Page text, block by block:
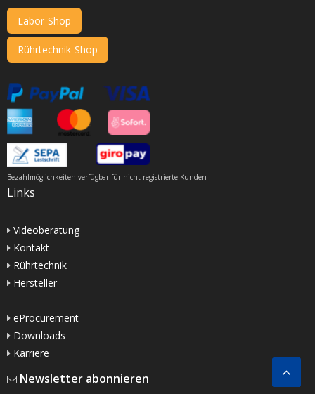
Labor-Shop
Rührtechnik-Shop
Bezahlmöglichkeiten verfügbar für nicht registrierte Kunden
Links
Videoberatung
Kontakt
Rührtechnik
Hersteller
eProcurement
Downloads
Karriere
Newsletter abonnieren